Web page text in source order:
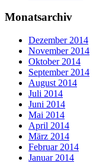
Monatsarchiv
Dezember 2014
November 2014
Oktober 2014
September 2014
August 2014
Juli 2014
Juni 2014
Mai 2014
April 2014
März 2014
Februar 2014
Januar 2014